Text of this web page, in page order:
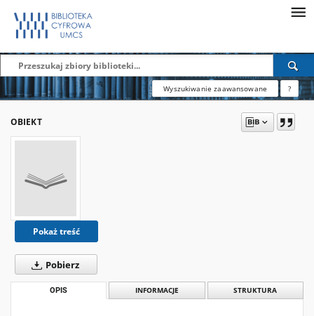
Wyszukiwanie zaawansowane ?
OBIEKT
Pokaż treść
Pobierz
OPIS INFORMACJE STRUKTURA